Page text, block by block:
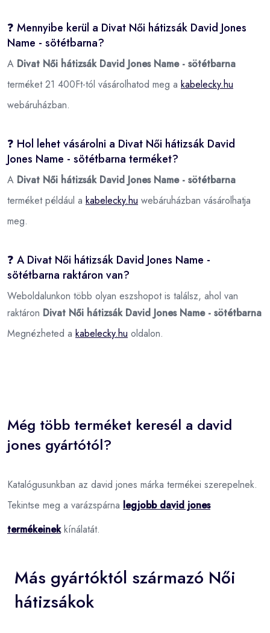
❓ Mennyibe kerül a Divat Női hátizsák David Jones
Name - sötétbarna?
A Divat Női hátizsák David Jones Name - sötétbarna
terméket 21 400Ft-tól vásárolhatod meg a kabelecky.hu
webáruházban.
❓ Hol lehet vásárolni a Divat Női hátizsák David
Jones Name - sötétbarna terméket?
A Divat Női hátizsák David Jones Name - sötétbarna
terméket például a kabelecky.hu webáruházban vásárolhatja
meg.
❓ A Divat Női hátizsák David Jones Name -
sötétbarna raktáron van?
Weboldalunkon több olyan eszshopot is találsz, ahol van
raktáron Divat Női hátizsák David Jones Name - sötétbarna
Megnézheted a kabelecky.hu oldalon.
Még több terméket keresél a david
jones gyártótól?
Katalógusunkban az david jones márka termékei szerepelnek.
Tekintse meg a varázspárna legjobb david jones
termékeinekkínálatát.
Más gyártóktól származó Női
hátizsákok